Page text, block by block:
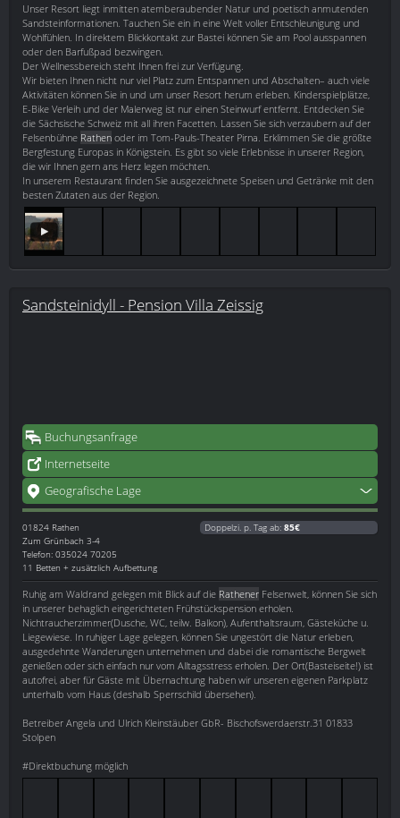
Unser Resort liegt inmitten atemberaubender Natur und poetisch anmutenden
Sandsteinformationen. Tauchen Sie ein in eine Welt voller Entschleunigung und
Wohlfühlen. In direktem Blickkontakt zur Bastei können Sie am Pool ausspannen
oder den Barfußpad bezwingen.
Der Wellnessbereich steht Ihnen frei zur Verfügung.
Wir bieten Ihnen nicht nur viel Platz zum Entspannen und Abschalten– auch viele
Aktivitäten können Sie in und um unser Resort herum erleben. Kinderspielplätze,
E-Bike Verleih und der Malerweg ist nur einen Steinwurf entfernt. Entdecken Sie
die Sächsische Schweiz mit all ihren Facetten. Lassen Sie sich verzaubern auf der
Felsenbühne Rathen oder im Tom-Pauls-Theater Pirna. Erklimmen Sie die größte
Bergfestung Europas in Königstein. Es gibt so viele Erlebnisse in unserer Region,
die wir Ihnen gern ans Herz legen möchten.
In unserem Restaurant finden Sie ausgezeichnete Speisen und Getränke mit den
besten Zutaten aus der Region.
Sandsteinidyll - Pension Villa Zeissig
Buchungsanfrage
Internetseite
Geografische Lage
01824 Rathen
Zum Grünbach 3-4
Telefon: 035024 70205
11 Betten + zusätzlich Aufbettung
Doppelzi. p. Tag ab: 85€
Ruhig am Waldrand gelegen mit Blick auf die Rathener Felsenwelt, können Sie sich
in unserer behaglich eingerichteten Frühstückspension erholen.
Nichtraucherzimmer(Dusche, WC, teilw. Balkon), Aufenthaltsraum, Gästeküche u.
Liegewiese. In ruhiger Lage gelegen, können Sie ungestört die Natur erleben,
ausgedehnte Wanderungen unternehmen und dabei die romantische Bergwelt
genießen oder sich einfach nur vom Alltagsstress erholen. Der Ort(Basteiseite!) ist
autofrei, aber für Gäste mit Übernachtung haben wir unseren eigenen Parkplatz
unterhalb vom Haus (deshalb Sperrschild übersehen).
Betreiber Angela und Ulrich Kleinstäuber GbR- Bischofswerdaerstr.31 01833
Stolpen
#Direktbuchung möglich